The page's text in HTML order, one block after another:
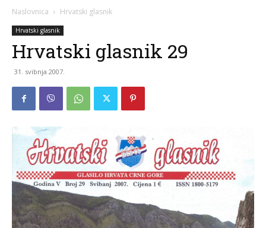
prava donio
2026.
Naslovnica Hrvatski glasnik
Hrvatski glasnik
Hrvatski glasnik 29
31. svibnja 2007.